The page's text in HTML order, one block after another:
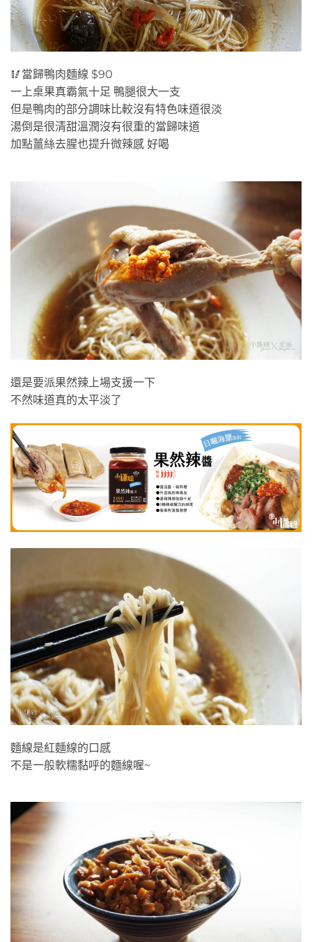
🥢當歸鴨肉麵線 $90
一上桌果真霸氣十足 鴨腿很大一支
但是鴨肉的部分調味比較沒有特色味道很淡
湯倒是很清甜溫潤沒有很重的當歸味道
加點薑絲去腥也提升微辣感 好喝
還是要派果然辣上場支援一下
不然味道真的太平淡了
麵線是紅麵線的口感
不是一般軟糯黏呼的麵線喔~